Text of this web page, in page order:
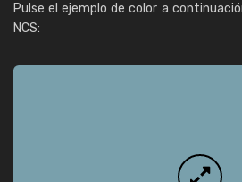
Pulse el ejemplo de color a
NCS: